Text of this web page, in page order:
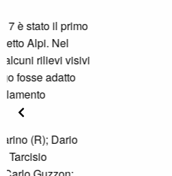
Precedente
: Il
anno di adesione al
stazione è stata attivata
decade di settembre ai
: Fulvio
Caterina Mervic;
Tonello; Tarcisio
Michele Benfatto;